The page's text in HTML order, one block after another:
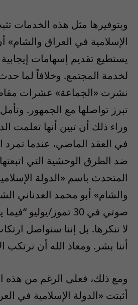
وبتوفيرها مثل هذه الخدمات
الإسلامية في العراق والشام»
يستطيع تقديم إسهامات
لخدمة المجتمع. وخلافاً لما
نشرت «الجماعة» عشرات
تبرز تواصلها مع الجمهور.
وراء ذلك أن تبين أنها تعلمت
في العقد الماضي، عندما تمرد
ضد الطرق الوحشية التي
المتحدث باسم «الدولة
والشام» أبو محمد العدناني
صوتي في 30 تموز/يوليو
لا ننكرها. بل إننا سنواصل
أننا بشر. ومعاذ الله أن نرتكب
ومع ذلك، فعلى الرغم من هذه
أثبتت «الدولة الإسلامية في